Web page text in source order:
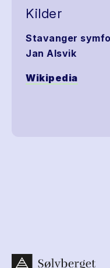
Kilder
Stavanger
Jan Alsvik
Wikipedia